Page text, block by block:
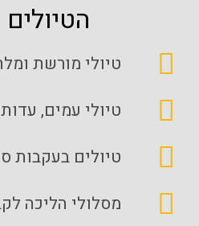
טיולי מורשת
טיולי עמים,
טיולים בעקבות
מסלולי הליכה